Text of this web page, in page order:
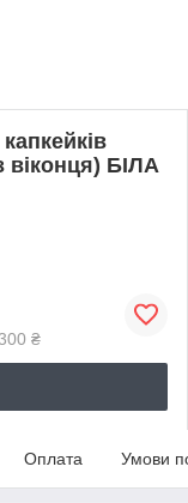
віконця) БІЛА
₴
Оплата Умови